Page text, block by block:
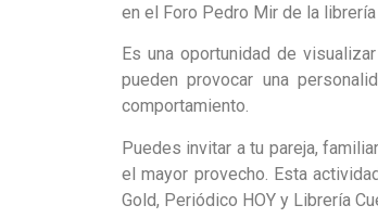
en el Foro Pedro Mir de la
Es una oportunidad de
pueden provocar una
comportamiento.
Puedes invitar a tu pareja,
el mayor provecho. Esta
Gold, Periódico HOY y Librería